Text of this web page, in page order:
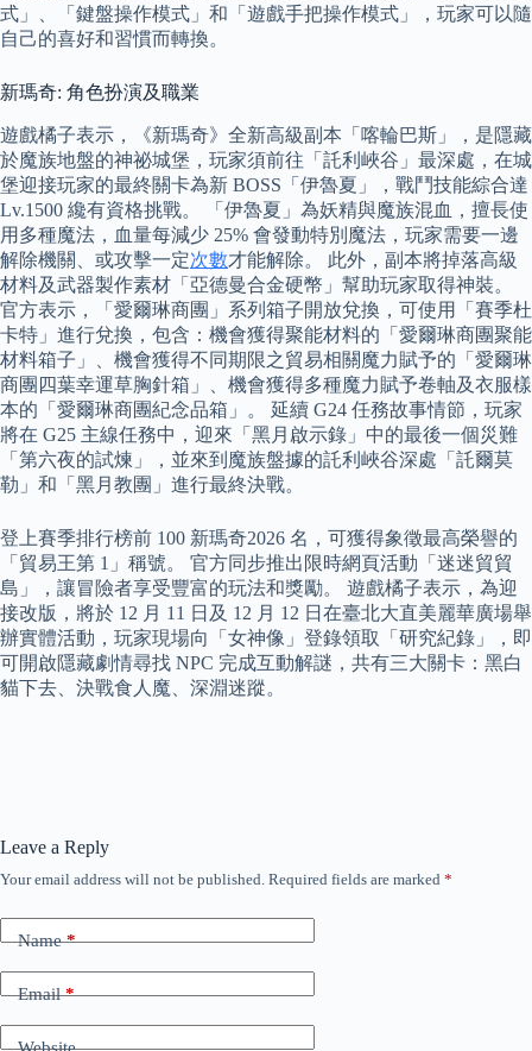
式」、「鍵盤操作模式」和「遊戲手把操作模式」，玩家可以隨
自己的喜好和習慣而轉換。
新瑪奇: 角色扮演及職業
遊戲橘子表示，《新瑪奇》全新高級副本「喀輪巴斯」，是隱藏
於魔族地盤的神祕城堡，玩家須前往「託利峽谷」最深處，在城
堡迎接玩家的最終關卡為新 BOSS「伊魯夏」，戰鬥技能綜合達
Lv.1500 纔有資格挑戰。 「伊魯夏」為妖精與魔族混血，擅長使
用多種魔法，血量每減少 25% 會發動特別魔法，玩家需要一邊
解除機關、或攻擊一定次數才能解除。 此外，副本將掉落高級
材料及武器製作素材「亞德曼合金硬幣」幫助玩家取得神裝。
官方表示，「愛爾琳商團」系列箱子開放兌換，可使用「賽季杜
卡特」進行兌換，包含：機會獲得聚能材料的「愛爾琳商團聚能
材料箱子」、機會獲得不同期限之貿易相關魔力賦予的「愛爾琳
商團四葉幸運草胸針箱」、機會獲得多種魔力賦予卷軸及衣服樣
本的「愛爾琳商團紀念品箱」。 延續 G24 任務故事情節，玩家
將在 G25 主線任務中，迎來「黑月啟示錄」中的最後一個災難
「第六夜的試煉」，並來到魔族盤據的託利峽谷深處「託爾莫
勒」和「黑月教團」進行最終決戰。
登上賽季排行榜前 100 新瑪奇2026 名，可獲得象徵最高榮譽的
「貿易王第 1」稱號。 官方同步推出限時網頁活動「迷迷貿貿
島」，讓冒險者享受豐富的玩法和獎勵。 遊戲橘子表示，為迎
接改版，將於 12 月 11 日及 12 月 12 日在臺北大直美麗華廣場舉
辦實體活動，玩家現場向「女神像」登錄領取「研究紀錄」，即
可開啟隱藏劇情尋找 NPC 完成互動解謎，共有三大關卡：黑白
貓下去、決戰食人魔、深淵迷蹤。
Leave a Reply
Your email address will not be published. Required fields are marked *
Name*
Email*